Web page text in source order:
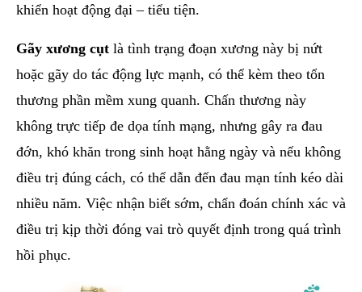
khiển hoạt động đại – tiểu tiện.
Gãy xương cụt là tình trạng đoạn xương này bị nứt
hoặc gãy do tác động lực mạnh, có thể kèm theo tổn
thương phần mềm xung quanh. Chấn thương này
không trực tiếp đe dọa tính mạng, nhưng gây ra đau
đớn, khó khăn trong sinh hoạt hằng ngày và nếu không
điều trị đúng cách, có thể dẫn đến đau mạn tính kéo dài
nhiều năm. Việc nhận biết sớm, chẩn đoán chính xác và
điều trị kịp thời đóng vai trò quyết định trong quá trình
hồi phục.